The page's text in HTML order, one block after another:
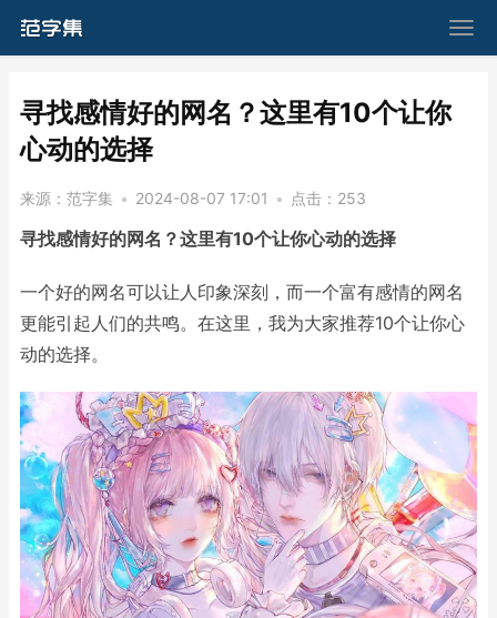
​寻找感情好的网名？这里有10个让你
心动的选择
来源： 范字集 • 2024-08-07 17:01 • 点击： 253
寻找感情好的网名？这里有10个让你心动的选择
一个好的网名可以让人印象深刻，而一个富有感情的网名
更能引起人们的共鸣。在这里，我为大家推荐10个让你心
动的选择。